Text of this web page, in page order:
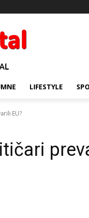
LIFESTYLE
EU?